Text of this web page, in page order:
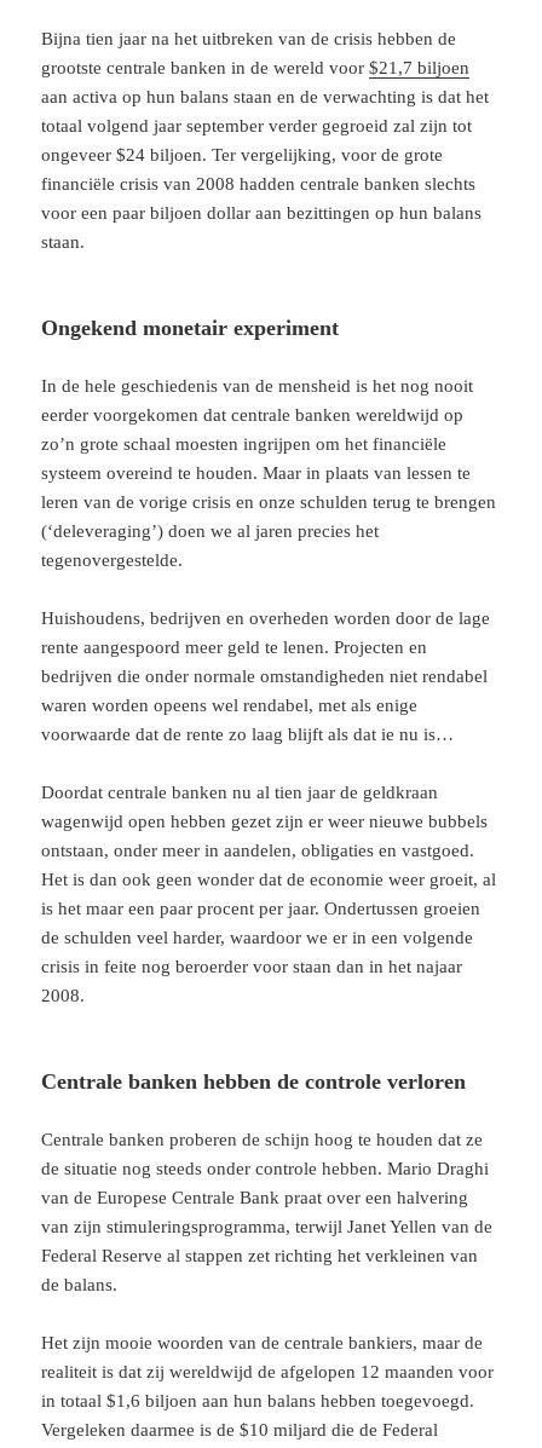
Bijna tien jaar na het uitbreken van de crisis hebben de
grootste centrale banken in de wereld voor$21,7 biljoen
aan activa op hun balans staan en de verwachting is dat het
totaal volgend jaar september verder gegroeid zal zijn tot
ongeveer $24 biljoen. Ter vergelijking, voor de grote
financiële crisis van 2008 hadden centrale banken slechts
voor een paar biljoen dollar aan bezittingen op hun balans
staan.
Ongekend monetair experiment
In de hele geschiedenis van de mensheid is het nog nooit
eerder voorgekomen dat centrale banken wereldwijd op
zo’n grote schaal moesten ingrijpen om het financiële
systeem overeind te houden. Maar in plaats van lessen te
leren van de vorige crisis en onze schulden terug te brengen
(‘deleveraging’) doen we al jaren precies het
tegenovergestelde.
Huishoudens, bedrijven en overheden worden door de lage
rente aangespoord meer geld te lenen. Projecten en
bedrijven die onder normale omstandigheden niet rendabel
waren worden opeens wel rendabel, met als enige
voorwaarde dat de rente zo laag blijft als dat ie nu is…
Doordat centrale banken nu al tien jaar de geldkraan
wagenwijd open hebben gezet zijn er weer nieuwe bubbels
ontstaan, onder meer in aandelen, obligaties en vastgoed.
Het is dan ook geen wonder dat de economie weer groeit, al
is het maar een paar procent per jaar. Ondertussen groeien
de schulden veel harder, waardoor we er in een volgende
crisis in feite nog beroerder voor staan dan in het najaar
2008.
Centrale banken hebben de controle verloren
Centrale banken proberen de schijn hoog te houden dat ze
de situatie nog steeds onder controle hebben. Mario Draghi
van de Europese Centrale Bank praat over een halvering
van zijn stimuleringsprogramma, terwijl Janet Yellen van de
Federal Reserve al stappen zet richting het verkleinen van
de balans.
Het zijn mooie woorden van de centrale bankiers, maar de
realiteit is dat zij wereldwijd de afgelopen 12 maanden voor
in totaal $1,6 biljoen aan hun balans hebben toegevoegd.
Vergeleken daarmee is de $10 miljard die de Federal